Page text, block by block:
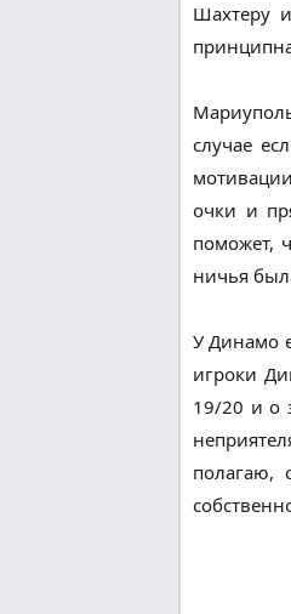
Шахтеру
случае
очки и
поможет,
ничья
У Динамо
игроки
19/20 и о
полагаю,